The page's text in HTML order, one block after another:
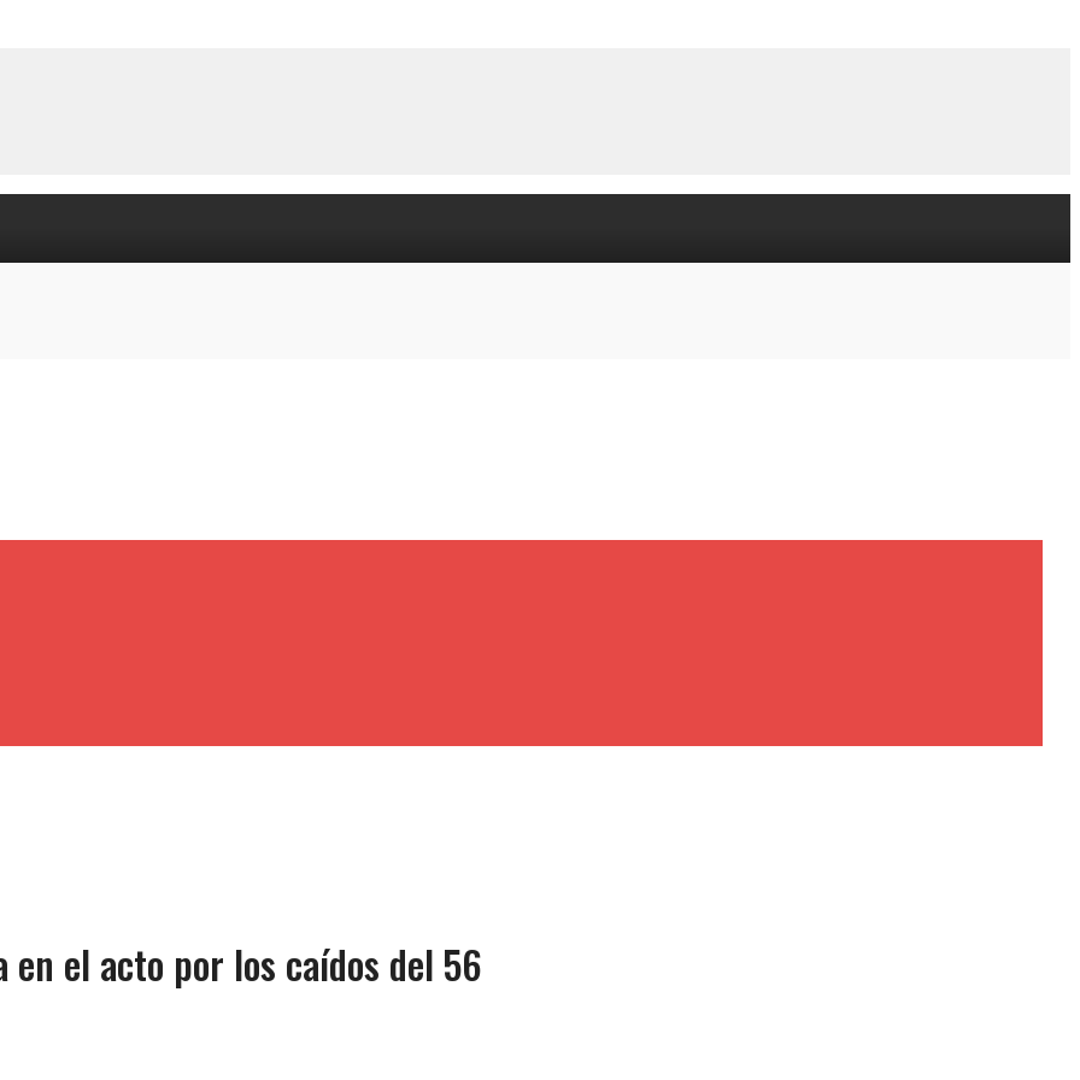
el acto por los caídos del 56